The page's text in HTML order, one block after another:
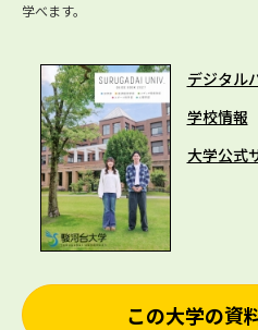
学べます。
デジタル
学校情報
大学公式
この大学の資